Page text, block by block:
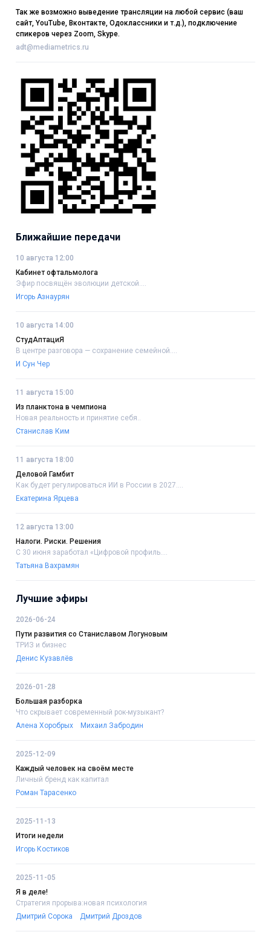
Так же возможно выведение трансляции на любой сервис (ваш
сайт, YouTube, Вконтакте, Одоклассники и т.д.), подключение
спикеров через Zoom, Skype.
adt@mediametrics.ru
Ближайшие передачи
10 августа 12:00
Кабинет офтальмолога
Эфир посвящён эволюции детской....
Игорь Азнаурян
10 августа 14:00
СтудАптациЯ
В центре разговора — сохранение семейной....
И Сун Чер
11 августа 15:00
Из планктона в чемпиона
Новая реальность и принятие себя..
Станислав Ким
11 августа 18:00
Деловой Гамбит
Как будет регулироваться ИИ в России в 2027....
Екатерина Ярцева
12 августа 13:00
Налоги. Риски. Решения
С 30 июня заработал «Цифровой профиль....
Татьяна Вахрамян
Лучшие эфиры
2026-06-24
Пути развития со Станиславом Логуновым
ТРИЗ и бизнес
Денис Кузавлёв
2026-01-28
Большая разборка
Что скрывает современный рок-музыкант?
Алена Хоробрых
Михаил Забродин
2025-12-09
Каждый человек на своём месте
Личный бренд как капитал
Роман Тарасенко
2025-11-13
Итоги недели
Игорь Костиков
2025-11-05
Я в деле!
Стратегия прорыва:новая психология
Дмитрий Сорока
Дмитрий Дроздов